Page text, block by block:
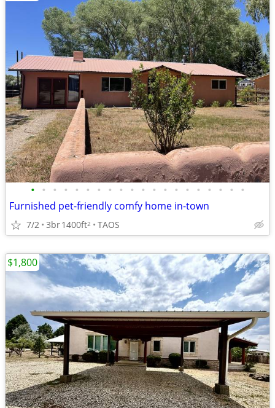
• • • • • • • • • • • • • • • • • • • •
Furnished pet-friendly comfy home in-town
7/2 3br1400ft2 TAOS
$1,800